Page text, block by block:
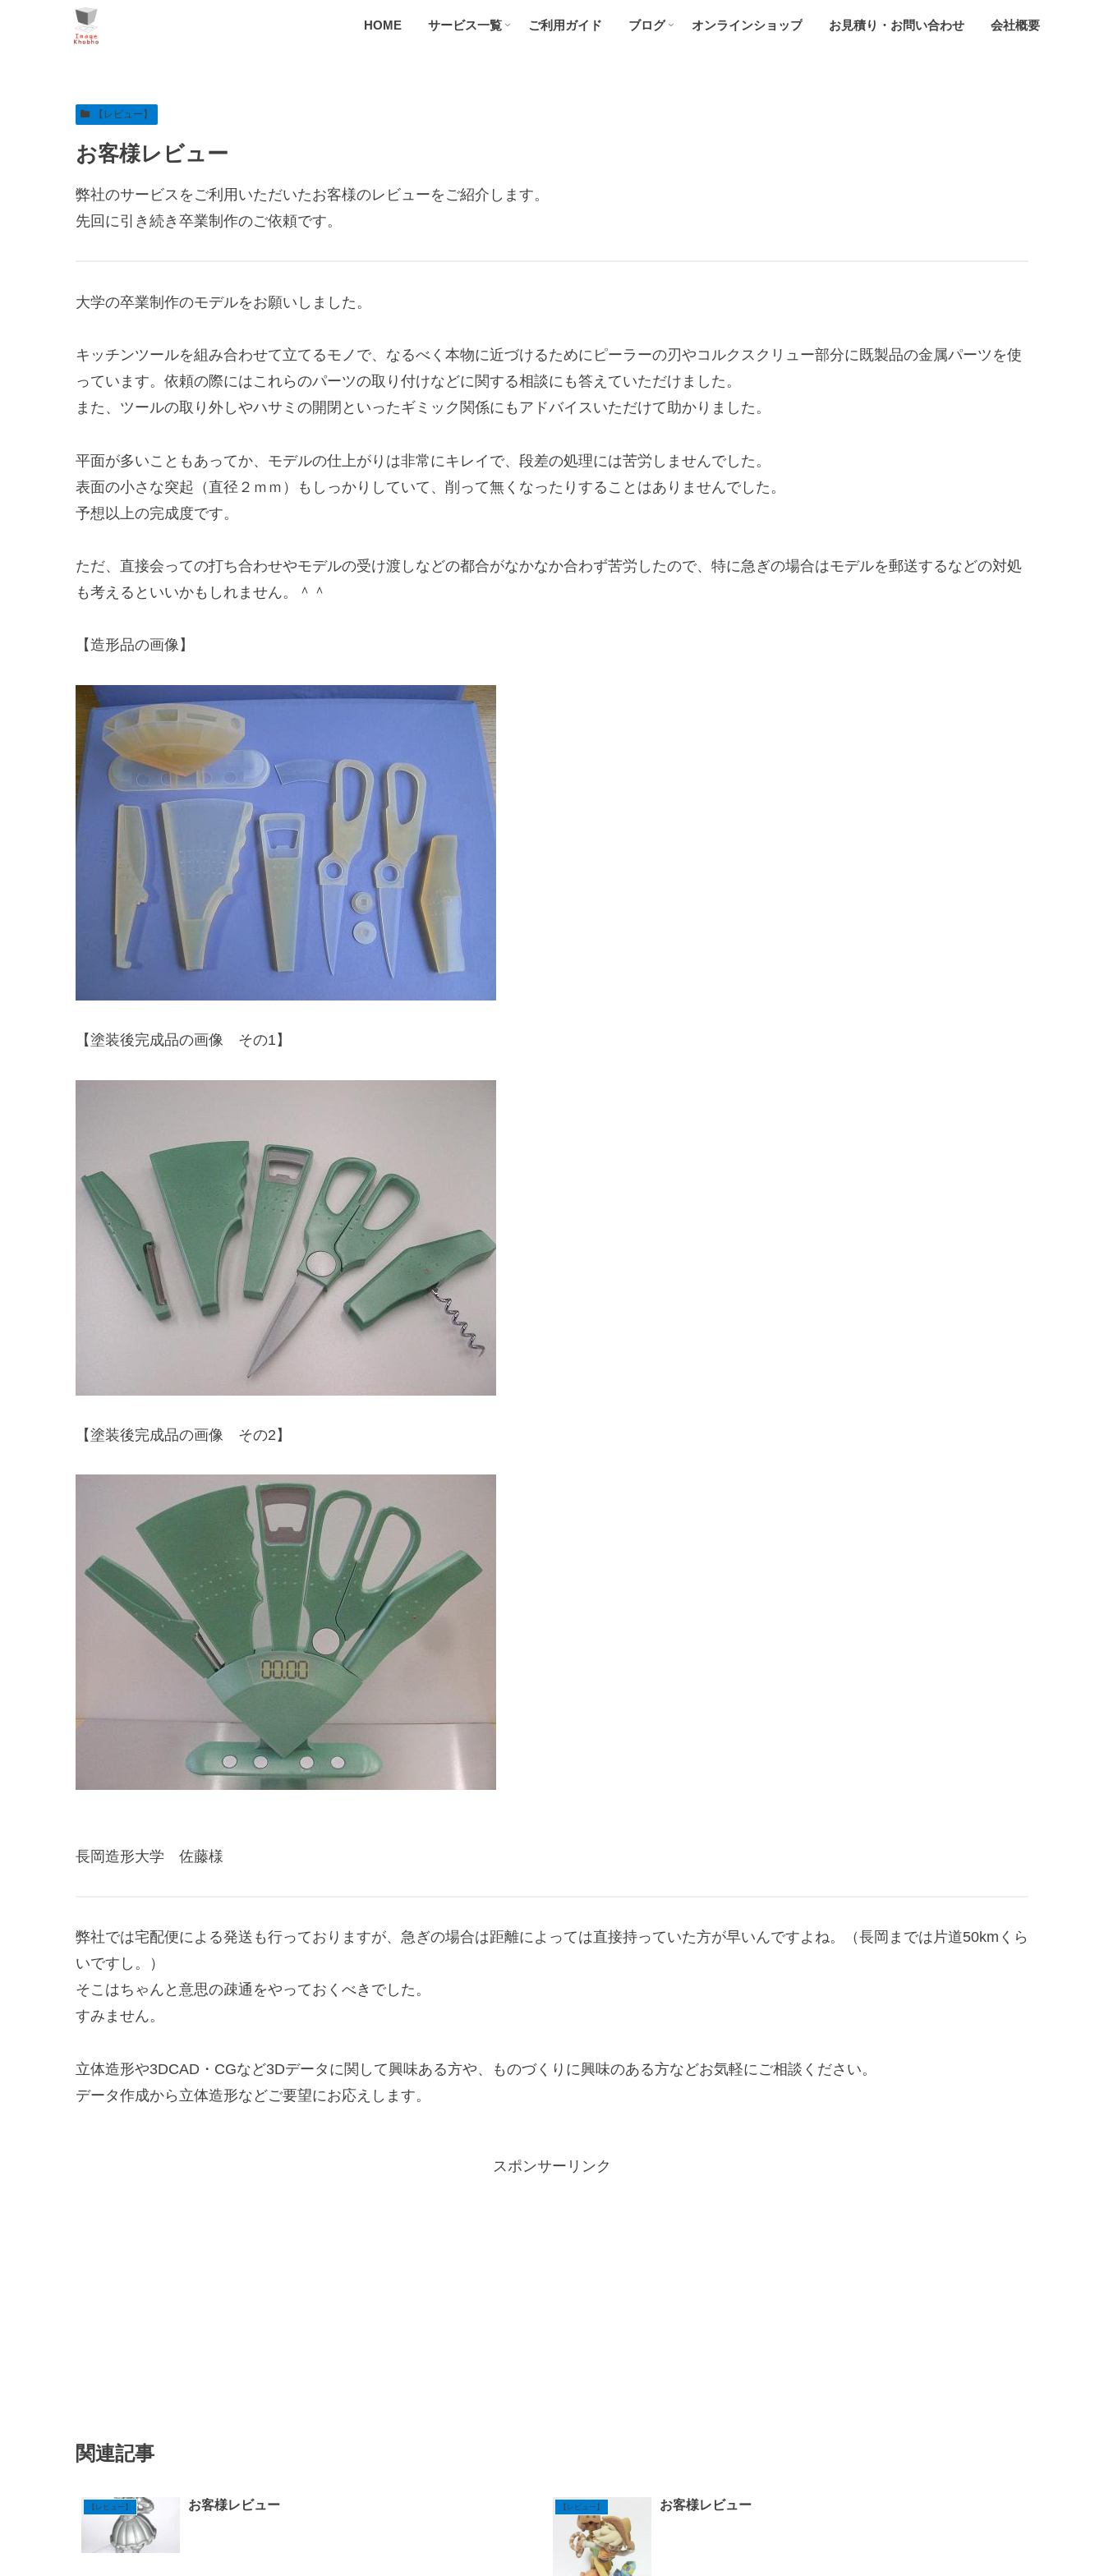
HOME サービス一覧 ご利用ガイド ブログ オンラインショップ お見積り・お問い合わせ 会社概要
【レビュー】
お客様レビュー
弊社のサービスをご利用いただいたお客様のレビューをご紹介します。
先回に引き続き卒業制作のご依頼です。
大学の卒業制作のモデルをお願いしました。
キッチンツールを組み合わせて立てるモノで、なるべく本物に近づけるためにピーラーの刃やコルクスクリュー部分に既製品の金属パーツを使
っています。依頼の際にはこれらのパーツの取り付けなどに関する相談にも答えていただけました。
また、ツールの取り外しやハサミの開閉といったギミック関係にもアドバイスいただけて助かりました。
平面が多いこともあってか、モデルの仕上がりは非常にキレイで、段差の処理には苦労しませんでした。
表面の小さな突起（直径２ｍｍ）もしっかりしていて、削って無くなったりすることはありませんでした。
予想以上の完成度です。
ただ、直接会っての打ち合わせやモデルの受け渡しなどの都合がなかなか合わず苦労したので、特に急ぎの場合はモデルを郵送するなどの対処
も考えるといいかもしれません。＾＾
【造形品の画像】
【塗装後完成品の画像 その1】
【塗装後完成品の画像 その2】
長岡造形大学 佐藤様
弊社では宅配便による発送も行っておりますが、急ぎの場合は距離によっては直接持っていた方が早いんですよね。（長岡までは片道50kmくら
いですし。）
そこはちゃんと意思の疎通をやっておくべきでした。
すみません。
立体造形や3DCAD・CGなど3Dデータに関して興味ある方や、ものづくりに興味のある方などお気軽にご相談ください。
データ作成から立体造形などご要望にお応えします。
スポンサーリンク
関連記事
【レビュー】 お客様レビュー 【レビュー】 お客様レビュー